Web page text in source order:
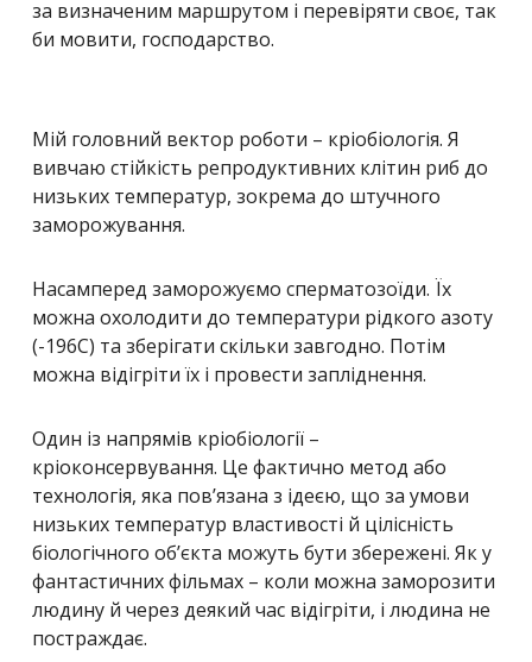
за визначеним маршрутом і перевіряти своє, так
би мовити, господарство.
Мій головний вектор роботи – кріобіологія. Я
вивчаю стійкість репродуктивних клітин риб до
низьких температур, зокрема до штучного
заморожування.
Насамперед заморожуємо сперматозоїди. Їх
можна охолодити до температури рідкого азоту
(-196С) та зберігати скільки завгодно. Потім
можна відігріти їх і провести запліднення.
Один із напрямів кріобіології –
кріоконсервування. Це фактично метод або
технологія, яка пов’язана з ідеєю, що за умови
низьких температур властивості й цілісність
біологічного об’єкта можуть бути збережені. Як у
фантастичних фільмах – коли можна заморозити
людину й через деякий час відігріти, і людина не
постраждає.